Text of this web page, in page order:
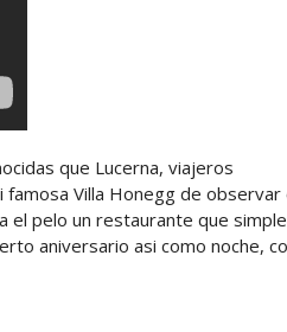
que Lucerna, viajeros
Villa Honegg de observar
el pelo un restaurante que
aniversario asi como noche,